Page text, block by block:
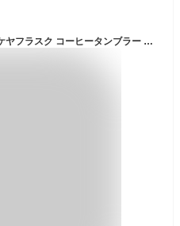
当店人気商品♪ タンブラー 保温 タケヤフラスク コーヒータンブラー 12oz 350ml オフィス ステンレス こぼれない コーヒー かわいい ギフト プレゼント おしゃれ 保冷 男性 女性 高級感 蓋付き 持ち運び 真空 TAKEYA